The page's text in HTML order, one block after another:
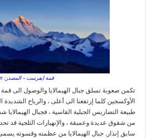
قمة ايفرست – المصدر: nanmuxuan.com
تكمن صعوبة تسلق جبال الهيمالايا والوصول الى
الأوكسجين كلما إرتفعنا الى أعلى ، والرياح الشديدة
طبيعة التضاريس الجبلية القاسية ، فجبال الهيمالايا
من شقوق عديدة وعميقة ، والإنهيارات الثلجية قد
سابق إنذار. جبال الهيمالايا من عظمته وقسوته